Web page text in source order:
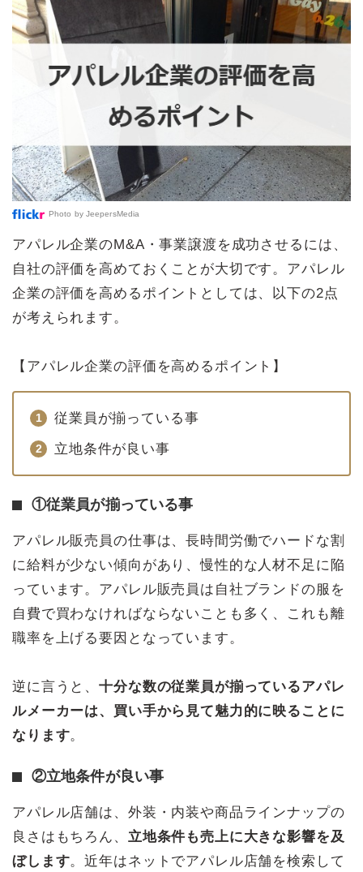
Photo by JeepersMedia
アパレル企業のM&A・事業譲渡を成功させるには、
自社の評価を高めておくことが大切です。アパレル
企業の評価を高めるポイントとしては、以下の2点
が考えられます。
【アパレル企業の評価を高めるポイント】
従業員が揃っている事
立地条件が良い事
①従業員が揃っている事
アパレル販売員の仕事は、長時間労働でハードな割
に給料が少ない傾向があり、慢性的な人材不足に陥
っています。アパレル販売員は自社ブランドの服を
自費で買わなければならないことも多く、これも離
職率を上げる要因となっています。
逆に言うと、十分な数の従業員が揃っているアパレ
ルメーカーは、買い手から見て魅力的に映ることに
なります。
②立地条件が良い事
アパレル店舗は、外装・内装や商品ラインナップの
良さはもちろん、 立地条件も売上に大きな影響を及
ぼします。近年はネットでアパレル店舗を検索して